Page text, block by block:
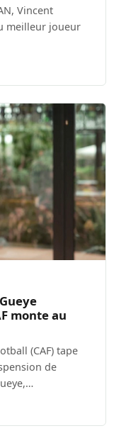
Vincent
meilleur joueur
monte au
(CAF) tape
de